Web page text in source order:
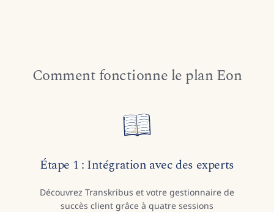
Comment fonctionne le plan Eon
Étape 1 : Intégration avec des experts
Découvrez Transkribus et votre gestionnaire de
succès client grâce à quatre sessions